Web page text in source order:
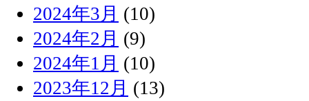
2024年3月 (10)
2024年2月 (9)
2024年1月 (10)
2023年12月 (13)